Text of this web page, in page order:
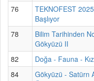
76
TEKNOFEST
Başlıyor
78
Bilim Tarihinden
Gökyüzü II
82
Doğa - Fauna -
84
Gökyüzü - Satürn